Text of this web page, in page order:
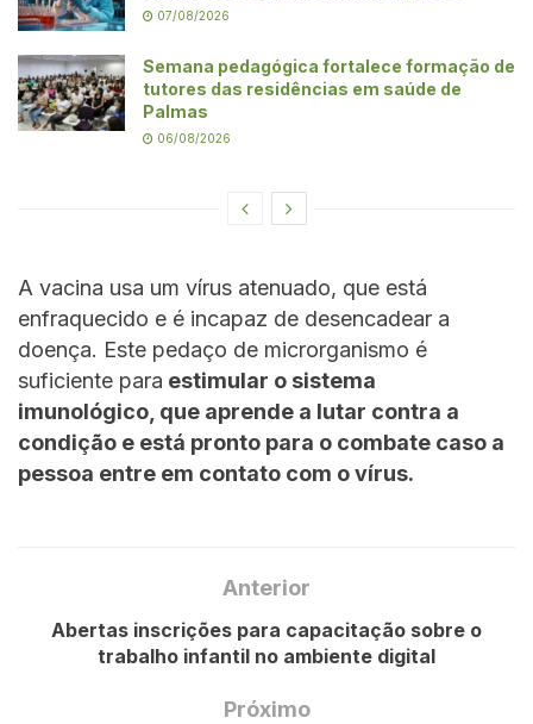
07/08/2026
Semana pedagógica fortalece formação de
tutores das residências em saúde de
Palmas
06/08/2026
A vacina usa um vírus atenuado, que está
enfraquecido e é incapaz de desencadear a
doença. Este pedaço de microrganismo é
suficiente para estimular o sistema
imunológico, que aprende a lutar contra a
condição e está pronto para o combate caso a
pessoa entre em contato com o vírus.
Anterior
Abertas inscrições para capacitação sobre o
trabalho infantil no ambiente digital
Próximo